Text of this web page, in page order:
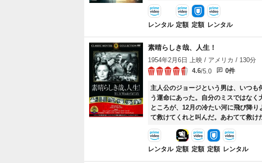
レンタル 定額 定額 レンタル
素晴らしき哉、人生！
1954年2月6日 上映 / アメリカ / 130分
4.6/5.0 0件
主人公のジョージという男は、いつ
う運命にあった。自分のミスではなく
ところが、12月の冷たい河に飛び降
て救けてくれと叫んだ。あわてて救
レンタル 定額 定額 定額 レンタル